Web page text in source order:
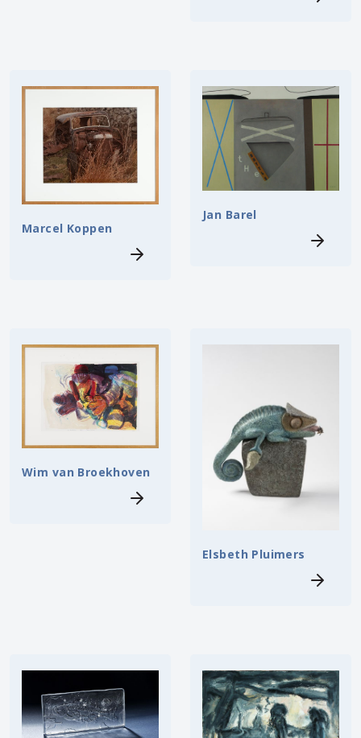
Marcel Koppen
Jan Barel
Wim van Broekhoven
Elsbeth Pluimers